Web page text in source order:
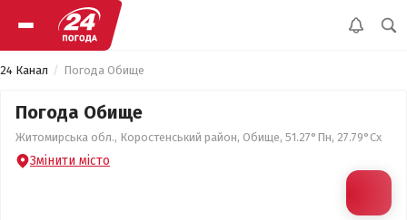
24 Канал Погода Обище
Погода Обище
Житомирська обл., Коростенський район, Обище, 51.27°Пн, 27.79°Сх
Змінити місто